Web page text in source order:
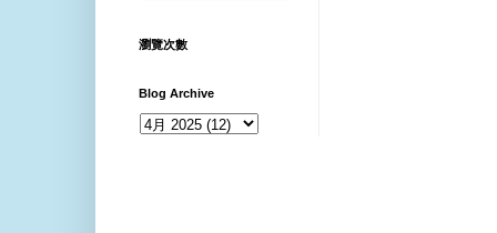
瀏覽次數
Blog Archive